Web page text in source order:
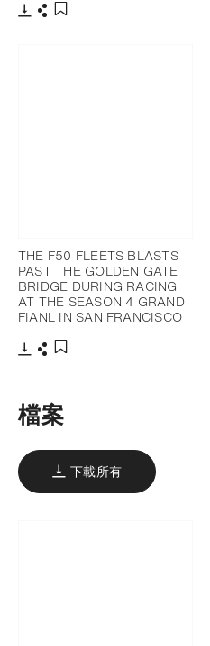
THE F50 FLEETS BLASTS
PAST THE GOLDEN GATE
BRIDGE DURING RACING
AT THE SEASON 4 GRAND
FIANL IN SAN FRANCISCO
檔案
下載所有